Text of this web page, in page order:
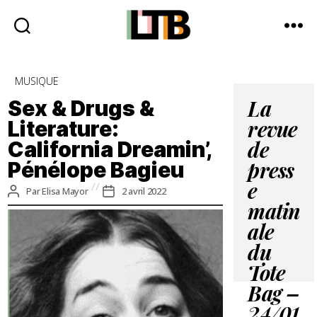
quotidienne
Catégories
MUSIQUE
Sex & Drugs &
Literature:
California Dreamin’,
Pénélope Bagieu
Auteur
de
ParElisa Mayor
Date
de
l’article
2 avril 2022
La
revue
de
press
e
matin
ale
du
Tote
Bag –